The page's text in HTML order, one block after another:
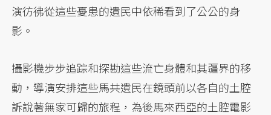
演彷彿從這些憂患的遺民中依稀看到了公公的身
影。
攝影機步步追踪和探勘這些流亡身體和其疆界的移
動，導演安排這些馬共遺民在鏡頭前以各自的土腔
訴說著無家可歸的旅程，為後馬來西亞的土腔電影